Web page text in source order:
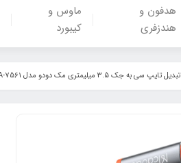
هدفون‌ و‌
هندزفری
ماوس و
کیبورد
تبدیل تایپ سی به جک 3.5 میلیمتری مک دودو مدل Mcdodo CA-7561